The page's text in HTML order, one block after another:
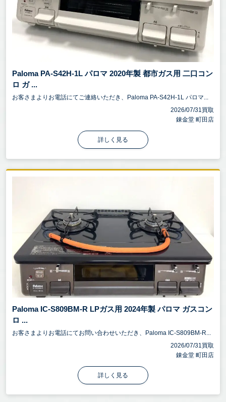
Paloma PA-S42H-1L パロマ 2020年製 都市ガス用 二口コン
ロ ガ ...
お客さまよりお電話にてご連絡いただき、Paloma PA-S42H-1L パロマ...
2026/07/31買取
錬金堂 町田店
詳しく見る
Paloma IC-S809BM-R LPガス用 2024年製 パロマ ガスコン
ロ ...
お客さまよりお電話にてお問い合わせいただき、Paloma IC-S809BM-R...
2026/07/31買取
錬金堂 町田店
詳しく見る